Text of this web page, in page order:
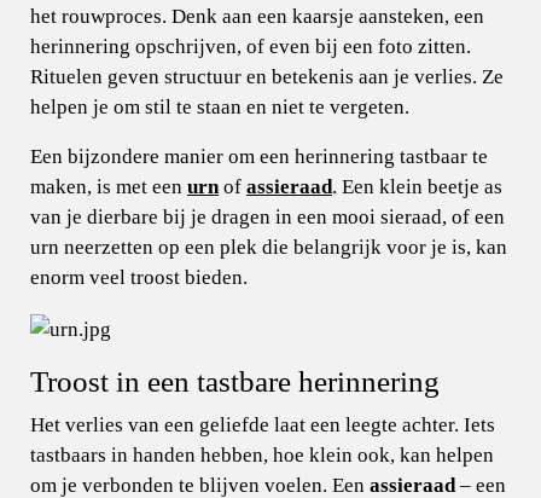
het rouwproces. Denk aan een kaarsje aansteken, een
herinnering opschrijven, of even bij een foto zitten.
Rituelen geven structuur en betekenis aan je verlies. Ze
helpen je om stil te staan en niet te vergeten.
Een bijzondere manier om een herinnering tastbaar te
maken, is met een urnof assieraad. Een klein beetje as
van je dierbare bij je dragen in een mooi sieraad, of een
urn neerzetten op een plek die belangrijk voor je is, kan
enorm veel troost bieden.
Troost in een tastbare herinnering
Het verlies van een geliefde laat een leegte achter. Iets
tastbaars in handen hebben, hoe klein ook, kan helpen
om je verbonden te blijven voelen. Een assieraad– een